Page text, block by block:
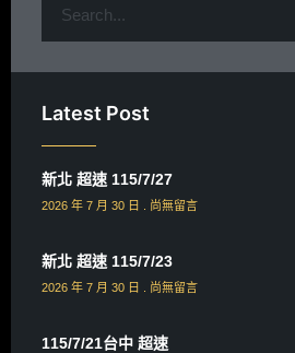
Latest Post
新北 超速 115/7/27
2026 年 7 月 30 日 尚無留言
新北 超速 115/7/23
2026 年 7 月 30 日 尚無留言
115/7/21台中 超速